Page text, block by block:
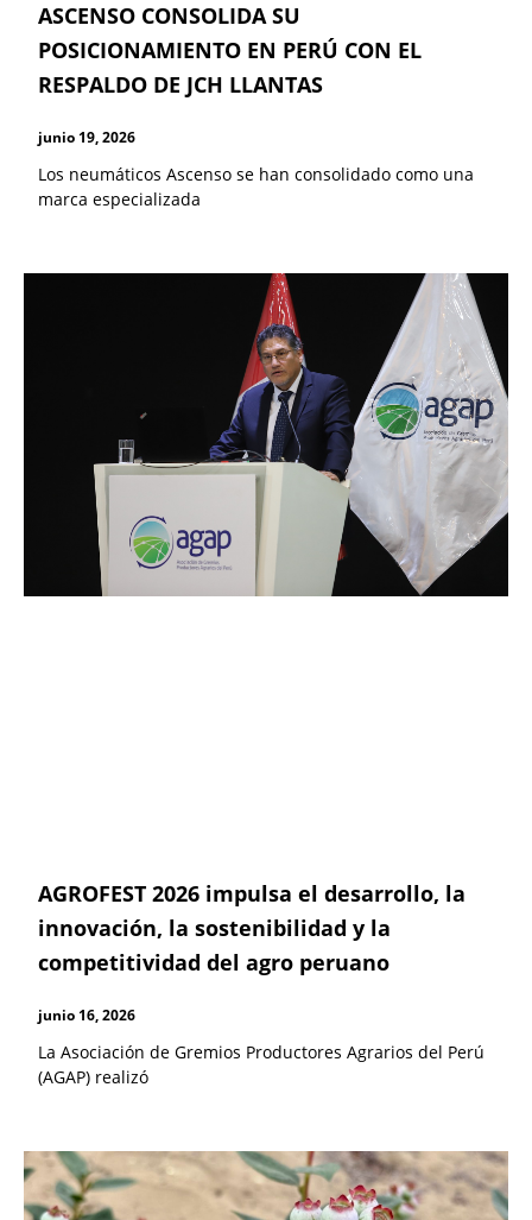
ASCENSO CONSOLIDA SU
POSICIONAMIENTO EN PERÚ CON EL
RESPALDO DE JCH LLANTAS
junio 19, 2026
Los neumáticos Ascenso se han consolidado como una
marca especializada
AGROFEST 2026 impulsa el desarrollo, la
innovación, la sostenibilidad y la
competitividad del agro peruano
junio 16, 2026
La Asociación de Gremios Productores Agrarios del Perú
(AGAP) realizó